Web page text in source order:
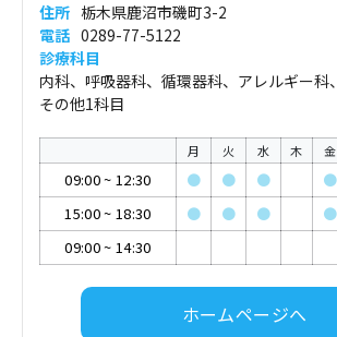
住所 栃木県鹿沼市磯町3-2
電話 0289-77-5122
診療科目
内科、呼吸器科、循環器科、アレルギー科
その他1科目
月 火 水 木 金
09:00~ 12:30 ● ● ●
●
15:00~ 18:30 ● ● ●
●
09:00~ 14:30
ホームページへ